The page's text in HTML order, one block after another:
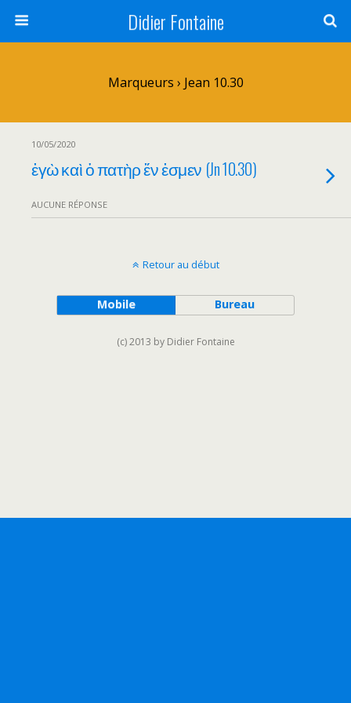
Didier Fontaine
Marqueurs › Jean 10.30
10/05/2020
ἐγὼ καὶ ὁ πατὴρ ἕν ἐσμεν (Jn 10.30)
AUCUNE RÉPONSE
Retour au début
Mobile Bureau
(c) 2013 by Didier Fontaine